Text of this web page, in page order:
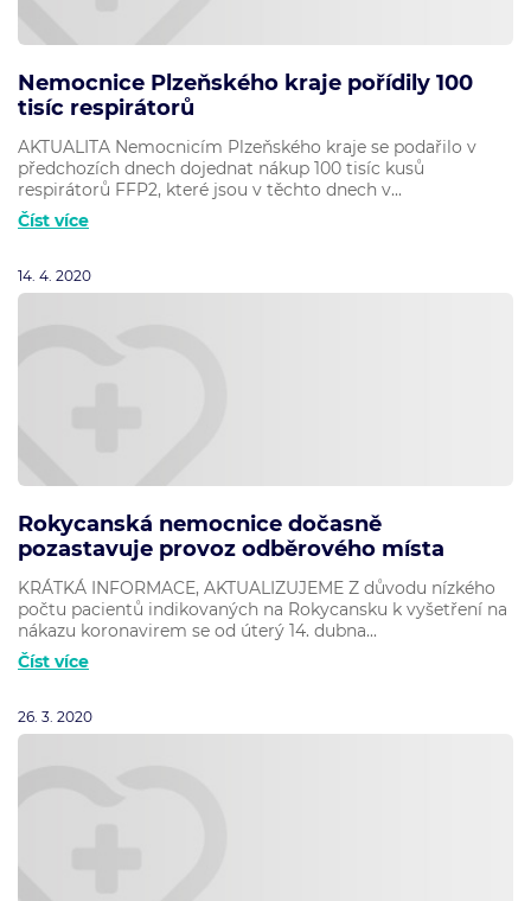
Nemocnice Plzeňského kraje pořídily 100
tisíc respirátorů
AKTUALITA Nemocnicím Plzeňského kraje se podařilo v
předchozích dnech dojednat nákup 100 tisíc kusů
respirátorů FFP2, které jsou v těchto dnech v...
Číst více
14. 4. 2020
Rokycanská nemocnice dočasně
pozastavuje provoz odběrového místa
KRÁTKÁ INFORMACE, AKTUALIZUJEME Z důvodu nízkého
počtu pacientů indikovaných na Rokycansku k vyšetření na
nákazu koronavirem se od úterý 14. dubna...
Číst více
26. 3. 2020